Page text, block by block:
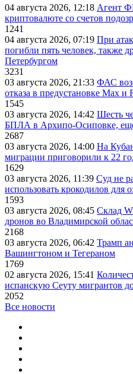
04 августа 2026, 12:18 Агент
криптовалюте со счетов
1241
04 августа 2026, 07:19 При
погибли пять человек, также
Петербургом
3231
03 августа 2026, 21:33 ФАС
отказа в предустановке Max и
1545
03 августа 2026, 14:42 Шесть
БПЛА в Архипо-Осиповке, еще
2687
03 августа 2026, 14:00 На
миграции приговорили к 22
1629
03 августа 2026, 11:39 Суд не
использовать крокодилов для
1593
03 августа 2026, 08:45 Склад
дронов во Владимирской
2168
03 августа 2026, 06:42 Трамп
Вашингтоном и Тегераном
1769
02 августа 2026, 15:41
испанскую Сеуту мигрантов
2052
Все новости